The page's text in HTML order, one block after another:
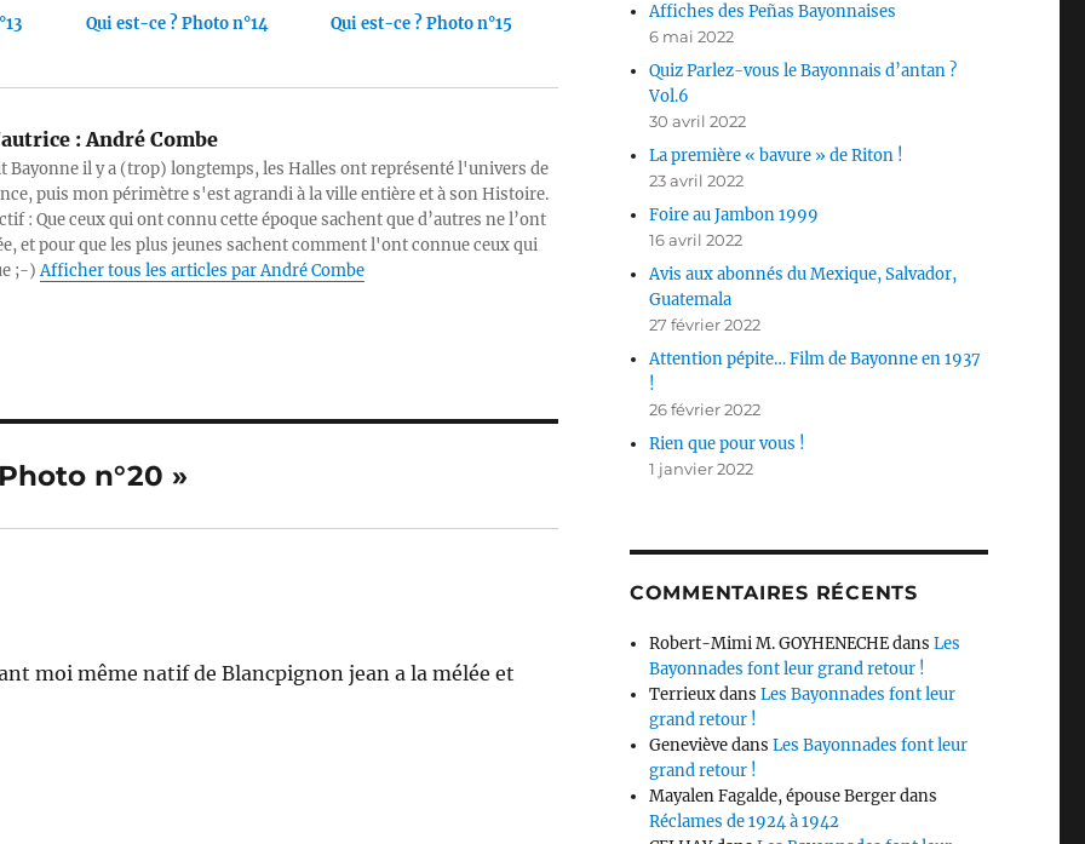
Qui est-ce ? Photo n°14 Qui est-ce ? Photo n°15
:André Combe
Bayonne il y a (trop) longtemps, les Halles ont représenté l'univers de
puis mon périmètre s'est agrandi à la ville entière et à son Histoire.
: Que ceux qui ont connu cette époque sachent que d’autres ne l’ont
et pour que les plus jeunes sachent comment l'ont connue ceux qui
;-)Afficher tous les articles par André Combe
n°20 »
moi même natif de Blancpignon jean a la mélée et
Affiches des Peñas Bayonnaises
6 mai 2022
Quiz Parlez-vous le Bayonnais d’antan ?
Vol.6
30 avril 2022
La première « bavure » de Riton !
23 avril 2022
Foire au Jambon 1999
16 avril 2022
Avis aux abonnés du Mexique, Salvador,
Guatemala
27 février 2022
Attention pépite… Film de Bayonne en 1937
!
26 février 2022
Rien que pour vous !
1 janvier 2022
COMMENTAIRES RÉCENTS
Robert-Mimi M. GOYHENECHEdansLes
Bayonnades font leur grand retour !
TerrieuxdansLes Bayonnades font leur
grand retour !
GenevièvedansLes Bayonnades font leur
grand retour !
Mayalen Fagalde, épouse Bergerdans
Réclames de 1924 à 1942